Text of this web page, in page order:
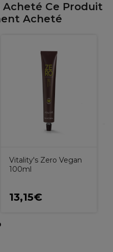
Ce Produit
Acheté
Vitality's Zero Vegan
100ml
13,15€